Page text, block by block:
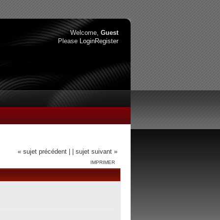
Welcome, Guest
Please LoginRegister
« sujet précédent | | sujet suivant »
IMPRIMER